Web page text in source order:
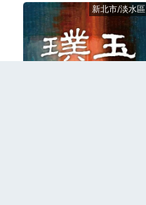
新北市/淡水區